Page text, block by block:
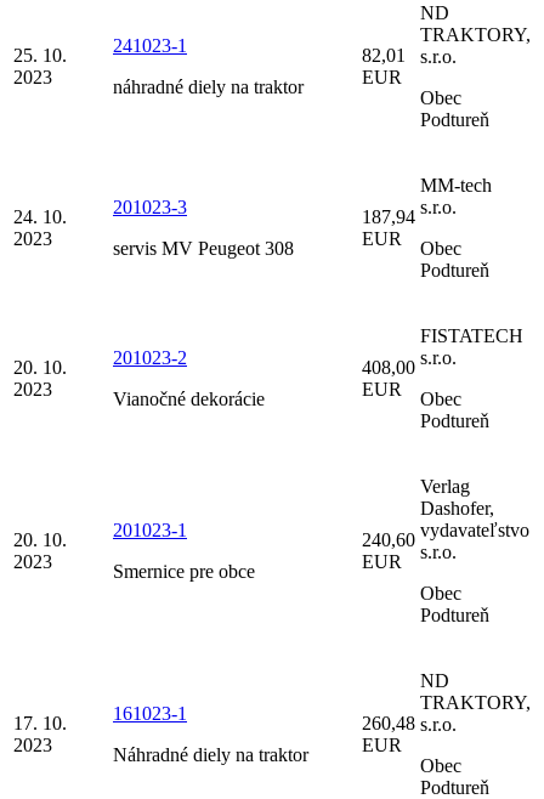
25. 10.
2023
241023-1
náhradné diely na traktor
82,01
EUR
ND
TRAKTORY,
s.r.o.
Obec
Podtureň
24. 10.
2023
201023-3
servis MV Peugeot 308
187,94
EUR
MM-tech
s.r.o.
Obec
Podtureň
20. 10.
2023
201023-2
Vianočné dekorácie
408,00
EUR
FISTATECH
s.r.o.
Obec
Podtureň
20. 10.
2023
201023-1
Smernice pre obce
240,60
EUR
Verlag
Dashofer,
vydavateľstvo
s.r.o.
Obec
Podtureň
17. 10.
2023
161023-1
Náhradné diely na traktor
260,48
EUR
ND
TRAKTORY,
s.r.o.
Obec
Podtureň